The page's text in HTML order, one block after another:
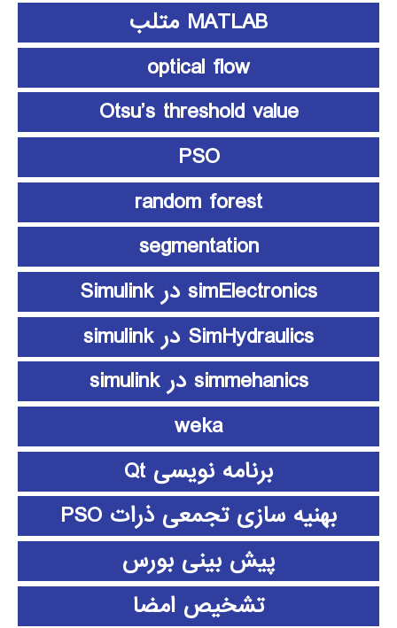
MATLAB متلب
optical flow
Otsu’s threshold value
PSO
random forest
segmentation
simElectronics در Simulink
SimHydraulics در simulink
simmehanics در simulink
weka
برنامه نویسی Qt
بهنیه سازی تجمعی ذرات PSO
پیش بینی بورس
تشخیص امضا